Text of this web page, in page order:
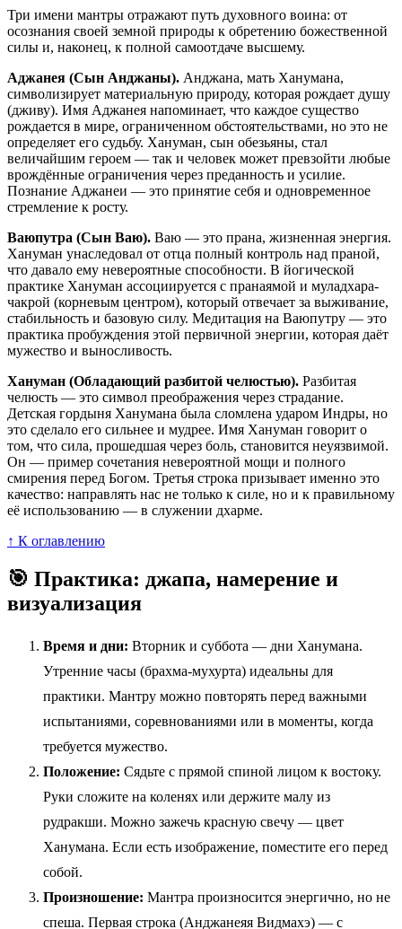
Три имени мантры отражают путь духовного воина: от
осознания своей земной природы к обретению божественной
силы и, наконец, к полной самоотдаче высшему.
Аджанея (Сын Анджаны). Анджана, мать Ханумана,
символизирует материальную природу, которая рождает душу
(дживу). Имя Аджанея напоминает, что каждое существо
рождается в мире, ограниченном обстоятельствами, но это не
определяет его судьбу. Хануман, сын обезьяны, стал
величайшим героем — так и человек может превзойти любые
врождённые ограничения через преданность и усилие.
Познание Аджанеи — это принятие себя и одновременное
стремление к росту.
Ваюпутра (Сын Ваю). Ваю — это прана, жизненная энергия.
Хануман унаследовал от отца полный контроль над праной,
что давало ему невероятные способности. В йогической
практике Хануман ассоциируется с пранаямой и муладхара-
чакрой (корневым центром), который отвечает за выживание,
стабильность и базовую силу. Медитация на Ваюпутру — это
практика пробуждения этой первичной энергии, которая даёт
мужество и выносливость.
Хануман (Обладающий разбитой челюстью). Разбитая
челюсть — это символ преображения через страдание.
Детская гордыня Ханумана была сломлена ударом Индры, но
это сделало его сильнее и мудрее. Имя Хануман говорит о
том, что сила, прошедшая через боль, становится неуязвимой.
Он — пример сочетания невероятной мощи и полного
смирения перед Богом. Третья строка призывает именно это
качество: направлять нас не только к силе, но и к правильному
её использованию — в служении дхарме.
↑ К оглавлению
🎯 Практика: джапа, намерение и
визуализация
Время и дни: Вторник и суббота — дни Ханумана.
Утренние часы (брахма-мухурта) идеальны для
практики. Мантру можно повторять перед важными
испытаниями, соревнованиями или в моменты, когда
требуется мужество.
Положение: Сядьте с прямой спиной лицом к востоку.
Руки сложите на коленях или держите малу из
рудракши. Можно зажечь красную свечу — цвет
Ханумана. Если есть изображение, поместите его перед
собой.
Произношение: Мантра произносится энергично, но не
спеша. Первая строка (Анджанеяя Видмахэ) — с